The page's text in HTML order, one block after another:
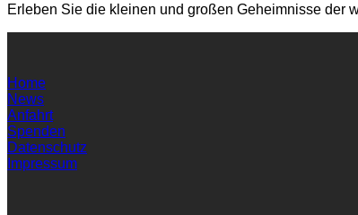
Erleben Sie die kleinen und großen Geheimnisse der
Home
News
Anfahrt
Spenden
Datenschutz
Impressum